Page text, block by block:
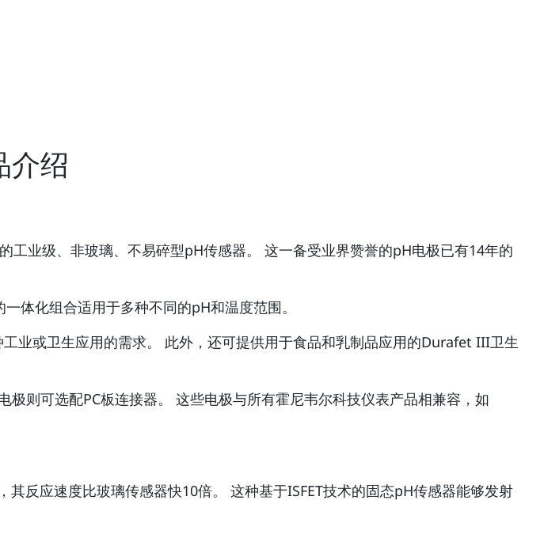
介绍
业级、非玻璃、不易碎型pH传感器。 这一备受业界赞誉的pH电极已有14年的
体化组合适用于多种不同的pH和温度范围。
业或卫生应用的需求。 此外，还可提供用于食品和乳制品应用的Durafet III卫生
则可选配PC板连接器。 这些电极与所有霍尼韦尔科技仪表产品相兼容，如
反应速度比玻璃传感器快10倍。 这种基于ISFET技术的固态pH传感器能够发射